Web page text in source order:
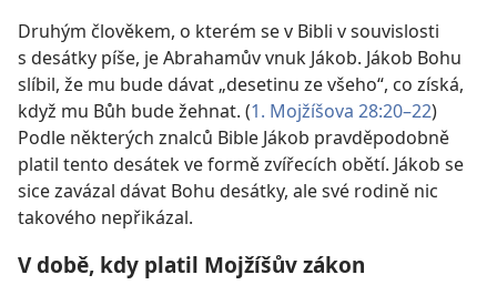
Druhým člověkem, o kterém se v Bibli v souvislosti
s desátky píše, je Abrahamův vnuk Jákob. Jákob Bohu
slíbil, že mu bude dávat „desetinu ze všeho“, co získá,
když mu Bůh bude žehnat. (1. Mojžíšova 28:20–22)
Podle některých znalců Bible Jákob pravděpodobně
platil tento desátek ve formě zvířecích obětí. Jákob se
sice zavázal dávat Bohu desátky, ale své rodině nic
takového nepřikázal.
V době, kdy platil Mojžíšův zákon